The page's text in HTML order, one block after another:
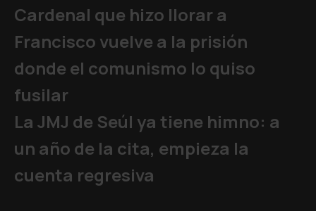
Cardenal que hizo llorar a
Francisco vuelve a la prisión
donde el comunismo lo quiso
fusilar
La JMJ de Seúl ya tiene himno: a
un año de la cita, empieza la
cuenta regresiva